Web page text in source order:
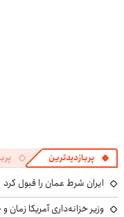
پربازدیدترین
ایران شرط عمان را قبول کرد
وزیر خزانه‌داری آمریکا زمان